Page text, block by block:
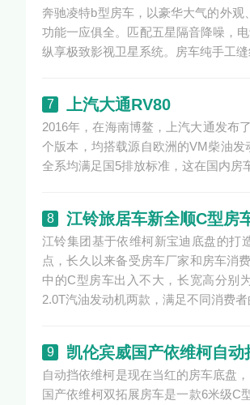
奔驰凌特b型房车，以豪华大气的外
功能一应俱全。匹配五星隔音降噪，
纵享极致影视卫星系统。房车纯手工
7 上汽大通RV80
2016年，在海南博鳌，上汽大通发布
个版本，均搭载源自欧洲的VM柴油发
全系均满足国5排放标准，这在国内房
8 江铃旅居车新全顺C型房
江铃集团基于依维柯新宝迪底盘的打
点，长久以来备受房车厂家和房车消
中的C型房车出入不大，长宽高分别
2.0T汽油发动机两款，满足不同消费者
9 凯伦宾威国产依维柯自动
自动挡依维柯是现在当红的房车底盘
国产依维柯双拓展房车是一款6米级C